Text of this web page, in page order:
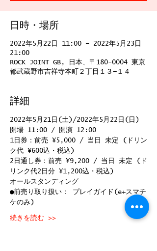
日時・場所
2022年5月22日 11:00 – 2022年5月23日
21:00
ROCK JOINT GB, 日本、〒180-0004 東京
都武蔵野市吉祥寺本町２丁目１３−１４
詳細
2022年5月21日(土)/2022年5月22日(日)
開場 11:00 / 開演 12:00
1日券：前売 ¥5,000 / 当日 未定 (ドリン
ク代 ¥600込・税込)
2日通し券：前売 ¥9,200 / 当日 未定 (ド
リンク代2日分 ¥1,200込・税込)
オールスタンディング
●前売り取り扱い： プレイガイド(e+スマチ
ケのみ)
続きを読む >>